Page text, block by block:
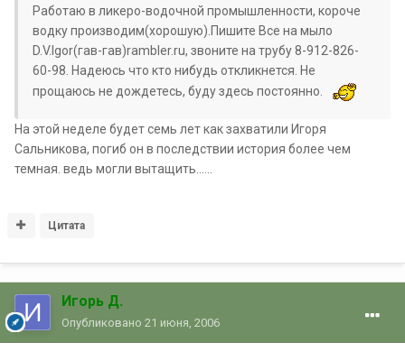
Работаю в ликеро-водочной промышленности, короче
водку производим(хорошую).Пишите Все на мыло
D.V.Igor(гав-гав)rambler.ru, звоните на трубу 8-912-826-
60-98. Надеюсь что кто нибудь откликнется. Не
прощаюсь не дождетесь, буду здесь постоянно.
На этой неделе будет семь лет как захватили Игоря
Сальникова, погиб он в последствии история более чем
темная. ведь могли вытащить......
Цитата
Игорь Д.
Опубликовано 21 июня, 2006